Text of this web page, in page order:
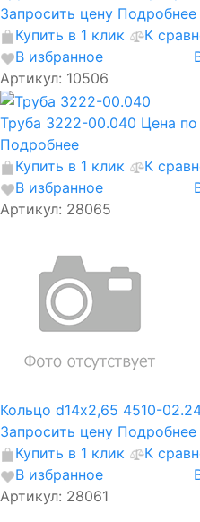
Запросить цену Подробнее
Купить в 1 клик
К
В избранное
Артикул: 10506
Труба 3222-00.040 Цена
Подробнее
Купить в 1 клик
К
В избранное
Артикул: 28065
Кольцо d14х2,65 4510-
Запросить цену Подробнее
Купить в 1 клик
К
В избранное
Артикул: 28061